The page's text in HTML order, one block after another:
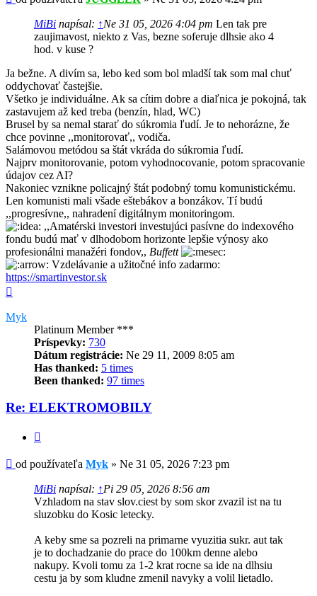
MiBi napísal: ↑Ne 31 05, 2026 4:04 pm Len tak pre
zaujimavost, niekto z Vas, bezne soferuje dlhsie ako 4
hod. v kuse ?
Ja bežne. A divím sa, lebo ked som bol mladší tak som mal chuť
oddychovať častejšie.
Všetko je individuálne. Ak sa cítim dobre a diaľnica je pokojná, tak
zastavujem až ked treba (benzín, hlad, WC)
Brusel by sa nemal starať do súkromia ľudí. Je to nehorázne, že
chce povinne ,,monitorovať,, vodiča.
Salámovou metódou sa štát vkráda do súkromia ľudí.
Najprv monitorovanie, potom vyhodnocovanie, potom spracovanie
údajov cez AI?
Nakoniec vznikne policajný štát podobný tomu komunistickému.
Len komunisti mali všade eštebákov a bonzákov. Tí budú
,,progresívne,, nahradení digitálnym monitoringom.
,,Amatérski investori investujúci pasívne do indexového
fondu budú mať v dlhodobom horizonte lepšie výnosy ako
profesionálni manažéri fondov,, Buffett
Vzdelávanie a užitočné info zadarmo:
https://smartinvestor.sk
Myk
Platinum Member ***
Príspevky: 730
Dátum registrácie: Ne 29 11, 2009 8:05 am
Has thanked: 5 times
Been thanked: 97 times
Re: ELEKTROMOBILY
Príspevok
od používateľa Myk » Ne 31 05, 2026 7:23 pm
MiBi napísal: ↑Pi 29 05, 2026 8:56 am
Vzhladom na stav slov.ciest by som skor zvazil ist na tu
sluzobku do Kosic letecky.
A keby sme sa pozreli na primarne vyuzitia sukr. aut tak
je to dochadzanie do prace do 100km denne alebo
nakupy. Kvoli tomu za 1-2 krat rocne sa ide na dlhsiu
cestu ja by som kludne zmenil navyky a volil lietadlo.